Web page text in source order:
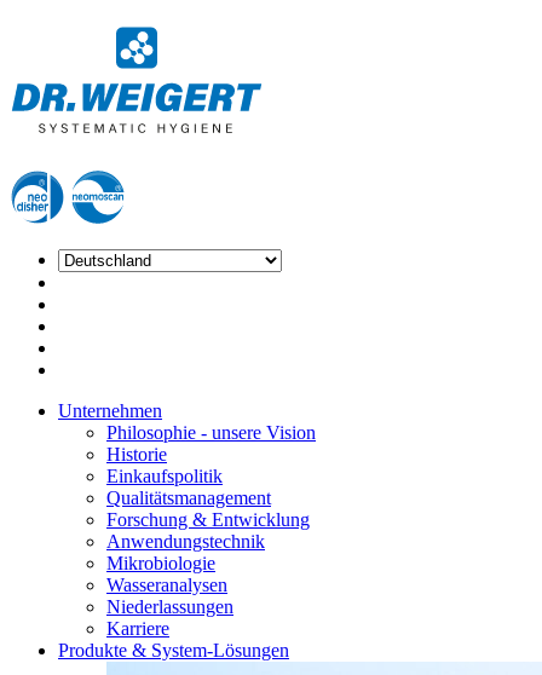
Unternehmen
Philosophie - unsere Vision
Historie
Einkaufspolitik
Qualitätsmanagement
Forschung & Entwicklung
Anwendungstechnik
Mikrobiologie
Wasseranalysen
Niederlassungen
Karriere
Produkte & System-Lösungen